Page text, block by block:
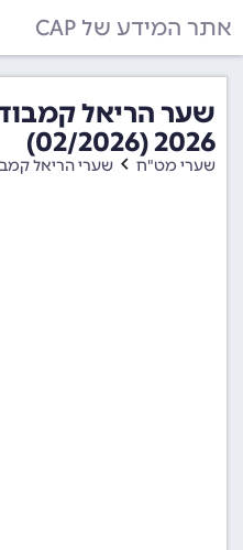
אתר המידע של CAP
שער הריאל
2026 (02/2026)
שערי מט"ח שערי הריאל